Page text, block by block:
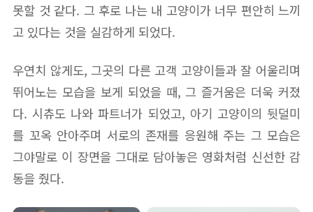
못할 것 같다. 그 후로 나는 내 고양이가 너무 편안히 느끼
고 있다는 것을 실감하게 되었다.
우연치 않게도, 그곳의 다른 고객 고양이들과 잘 어울리며
뛰어노는 모습을 보게 되었을 때, 그 즐거움은 더욱 커졌
다. 시츄도 나와 파트너가 되었고, 아기 고양이의 뒷덜미
를 꼬옥 안아주며 서로의 존재를 응원해 주는 그 모습은
그야말로 이 장면을 그대로 담아놓은 영화처럼 신선한 감
동을 줬다.